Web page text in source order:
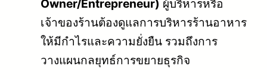
Owner/Entrepreneur) ผู้บริหารหรือ
เจ้าของร้านต้องดูแลการบริหารร้านอาหาร
ให้มีกำไรและความยั่งยืน รวมถึงการ
วางแผนกลยุทธ์การขยายธุรกิจ